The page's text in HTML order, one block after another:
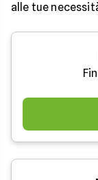
alle tue